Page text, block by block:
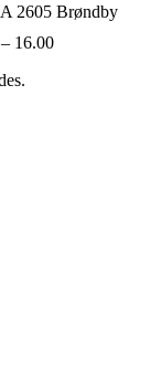
2605 Brøndby
16.00